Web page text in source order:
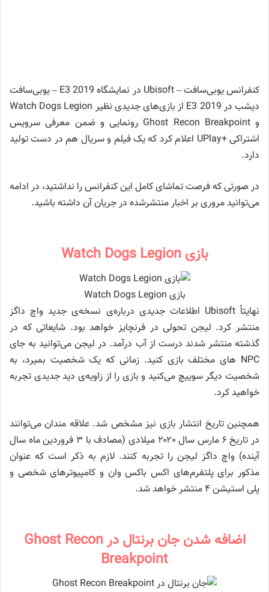
کنفرانس یوبی‌سافت – Ubisoft در نمایشگاه E3 2019 – یوبی‌سافت
دیشب در E3 2019 از بازی‌های جدیدی نظیر Watch Dogs Legion
و Ghost Recon Breakpoint رونمایی و ضمن معرفی سرویس
اشتراکی +UPlay اعلام کرد که یک فیلم و سریال هم در دست تولید
دارد.
در صورتی که فرصت تماشای کامل این کنفرانس را نداشتید، در ادامه
می‌توانید مروری بر اخبار منتشر‌شده در جریان آن داشته باشید.
بازی Watch Dogs Legion
بازی Watch Dogs Legion
نهایتاً Ubisoft اطلاعات جدیدی درباره‌ی نسخه‌ی جدید واچ داگز
منتشر کرد. لیجن تحولی در فرنچایز خواهد بود. شایعاتی که در
گذشته منتشر شدند درست از آب درآمد. در لیجن می‌توانید به جای
NPC های مختلف بازی کنید. زمانی که یک شخصیت بمیرد، به
شخصیت دیگر سوییچ می‌کنید و بازی را از زاویه‌ی دید جدیدی تجربه
خواهید کرد.
همچنین تاریخ انتشار بازی نیز مشخص شد. علاقه مندان می‌توانند
در تاریخ ۶ مارس سال ۲۰۲۰ میلادی (مصادف با ۳ فروردین ماه سال
آینده) واچ داگز لیجن را تجربه کنند. لازم به ذکر است که عنوان
مذکور برای پلتفرم‌های اکس باکس وان و کامپیوتر‌های شخصی و
پلی استیشن ۴ منتشر خواهد شد.
اضافه شدن جان برنتال در Ghost Recon
Breakpoint